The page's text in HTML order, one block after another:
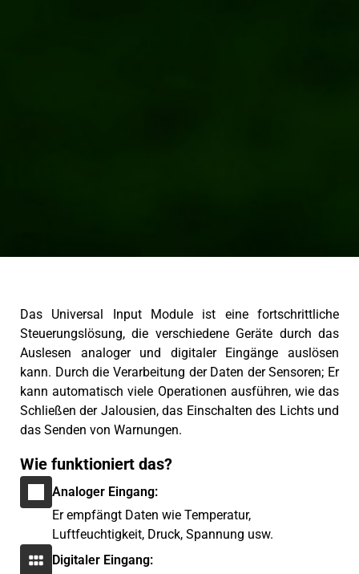
Das Universal Input Module ist eine fortschrittliche
Steuerungslösung, die verschiedene Geräte durch das
Auslesen analoger und digitaler Eingänge auslösen
kann. Durch die Verarbeitung der Daten der Sensoren; Er
kann automatisch viele Operationen ausführen, wie das
Schließen der Jalousien, das Einschalten des Lichts und
das Senden von Warnungen.
Wie funktioniert das?
Analoger Eingang:
Er empfängt Daten wie Temperatur,
Luftfeuchtigkeit, Druck, Spannung usw.
Digitaler Eingang: